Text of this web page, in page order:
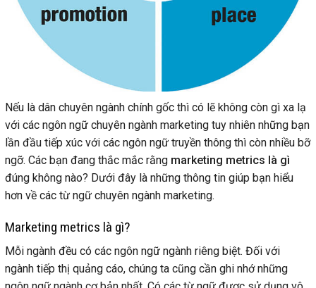
Nếu là dân chuyên ngành chính gốc thì có lẽ không còn gì xa lạ
với các ngôn ngữ chuyên ngành marketing tuy nhiên những bạn
lần đầu tiếp xúc với các ngôn ngữ truyền thông thì còn nhiều bỡ
ngỡ. Các bạn đang thắc mắc rằng marketing metrics là gì
đúng không nào? Dưới đây là những thông tin giúp bạn hiểu
hơn về các từ ngữ chuyên ngành marketing.
Marketing metrics là gì?
Mỗi ngành đều có các ngôn ngữ ngành riêng biệt. Đối với
ngành tiếp thị quảng cáo, chúng ta cũng cần ghi nhớ những